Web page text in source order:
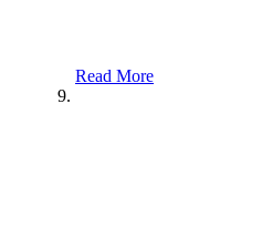
Read More